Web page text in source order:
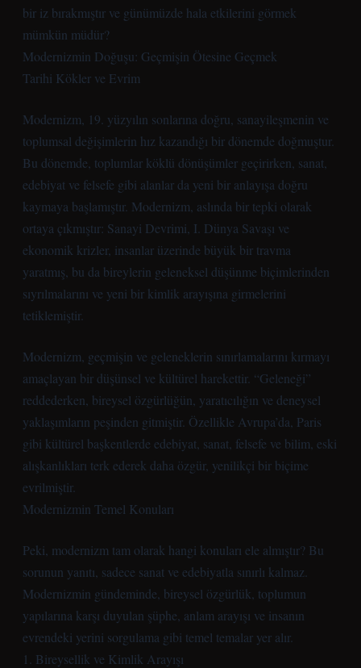
bir iz bırakmıştır ve günümüzde hala etkilerini görmek
mümkün müdür?
Modernizmin Doğuşu: Geçmişin Ötesine Geçmek
Tarihi Kökler ve Evrim
Modernizm, 19. yüzyılın sonlarına doğru, sanayileşmenin ve
toplumsal değişimlerin hız kazandığı bir dönemde doğmuştur.
Bu dönemde, toplumlar köklü dönüşümler geçirirken, sanat,
edebiyat ve felsefe gibi alanlar da yeni bir anlayışa doğru
kaymaya başlamıştır. Modernizm, aslında bir tepki olarak
ortaya çıkmıştır: Sanayi Devrimi, I. Dünya Savaşı ve
ekonomik krizler, insanlar üzerinde büyük bir travma
yaratmış, bu da bireylerin geleneksel düşünme biçimlerinden
sıyrılmalarını ve yeni bir kimlik arayışına girmelerini
tetiklemiştir.
Modernizm, geçmişin ve geleneklerin sınırlamalarını kırmayı
amaçlayan bir düşünsel ve kültürel harekettir. “Geleneği”
reddederken, bireysel özgürlüğün, yaratıcılığın ve deneysel
yaklaşımların peşinden gitmiştir. Özellikle Avrupa’da, Paris
gibi kültürel başkentlerde edebiyat, sanat, felsefe ve bilim, eski
alışkanlıkları terk ederek daha özgür, yenilikçi bir biçime
evrilmiştir.
Modernizmin Temel Konuları
Peki, modernizm tam olarak hangi konuları ele almıştır? Bu
sorunun yanıtı, sadece sanat ve edebiyatla sınırlı kalmaz.
Modernizmin gündeminde, bireysel özgürlük, toplumun
yapılarına karşı duyulan şüphe, anlam arayışı ve insanın
evrendeki yerini sorgulama gibi temel temalar yer alır.
1. Bireysellik ve Kimlik Arayışı